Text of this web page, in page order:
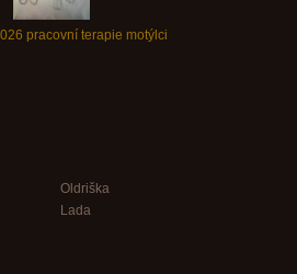
pracovní terapie motýlci
Oldriška
Lada